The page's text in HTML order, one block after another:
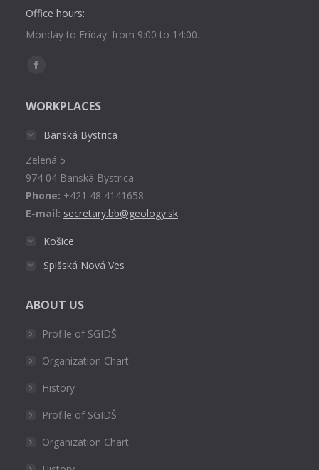
Office hours:
Monday to Friday: from 9:00 to 14:00.
Find us on:
Facebook
opens
window
WORKPLACES
Banská Bystrica
Zelená 5
974 04 Banská Bystrica
Phone: +421 48 4141658
E-mail: secretary.bb@geology.sk
Košice
Spišská Nová Ves
ABOUT US
Profile of SGIDŠ
Organization Chart
History
Profile of SGIDŠ
Organization Chart